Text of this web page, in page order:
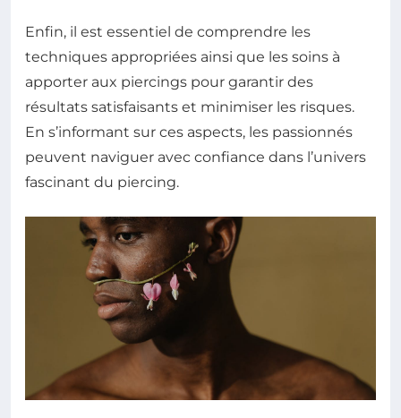
Enfin, il est essentiel de comprendre les
techniques appropriées ainsi que les soins à
apporter aux piercings pour garantir des
résultats satisfaisants et minimiser les risques.
En s’informant sur ces aspects, les passionnés
peuvent naviguer avec confiance dans l’univers
fascinant du piercing.